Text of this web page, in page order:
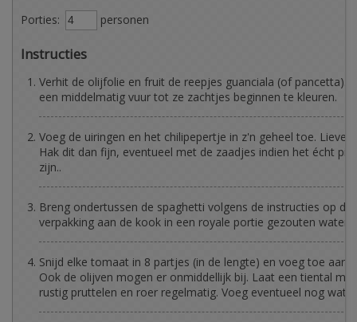
Porties: personen
Instructies
Verhit de olijfolie en fruit de reepjes guanciala (of pancetta).
een middelmatig vuur tot ze zachtjes beginnen te kleuren.
Voeg de uiringen en het chilipepertje in z'n geheel toe. Liever
Hak dit dan fijn, eventueel met de zaadjes indien het écht
zijn..
Breng ondertussen de spaghetti volgens de instructies op de
verpakking aan de kook in een royale portie gezouten water.
Snijd elke tomaat in 8 partjes (in de lengte) en voeg toe aan
Ook de olijven mogen er onmiddellijk bij. Laat een tiental
rustig pruttelen en roer regelmatig. Voeg eventueel nog wat